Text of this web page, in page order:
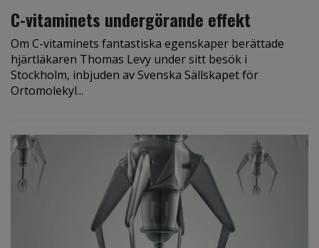
C-vitaminets undergörande effekt
Om C-vitaminets fantastiska egenskaper berättade
hjärtläkaren Thomas Levy under sitt besök i
Stockholm, inbjuden av Svenska Sällskapet för
Ortomolekyl...